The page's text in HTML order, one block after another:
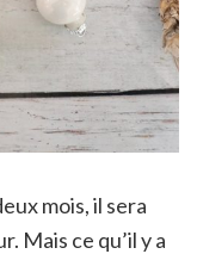
mois, il sera
Mais ce qu’il y a